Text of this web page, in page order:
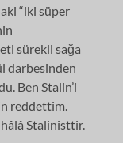
“iki süper
sürekli sağa
darbesinden
Ben Stalin’i
reddettim.
hâlâ Stalinisttir.